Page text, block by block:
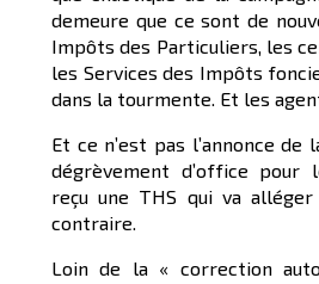
demeure que ce sont de
Impôts des Particuliers, les
les Services des Impôts
dans la tourmente. Et les
Et ce n’est pas l’annonce de
dégrèvement d’office pour
reçu une THS qui va
contraire.
Loin de la « correction